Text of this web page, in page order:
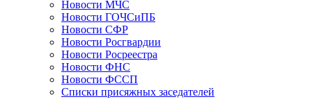
Новости МЧС
Новости ГОЧСиПБ
Новости СФР
Новости Росгвардии
Новости Росреестра
Новости ФНС
Новости ФССП
Списки присяжных заседателей